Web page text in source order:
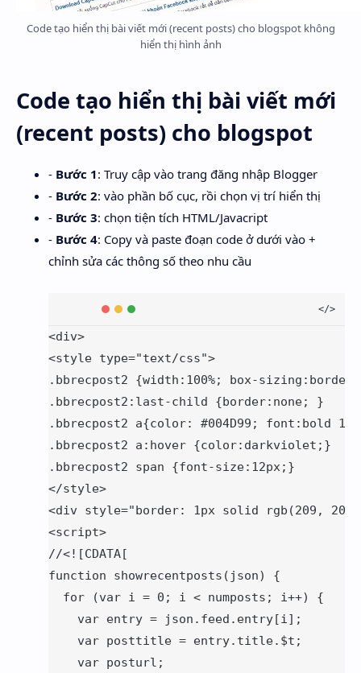
Code tạo hiển thị bài viết mới (recent posts) cho blogspot không
hiển thị hình ảnh
Code tạo hiển thị bài viết mới
(recent posts) cho blogspot
- Bước 1: Truy cập vào trang đăng nhập Blogger
- Bước 2: vào phần bố cục, rồi chọn vị trí hiển thị
- Bước 3: chọn tiện tích HTML/Javacript
- Bước 4: Copy và paste đoạn code ở dưới vào +
chỉnh sửa các thông số theo nhu cầu
<div>
<style type="text/css">
.bbrecpost2 {width:100%; box-
.bbrecpost2:last-child {border:none; }
.bbrecpost2 a{color: #004D99; font:bold
.bbrecpost2 a:hover {color:darkviolet;}
.bbrecpost2 span {font-size:12px;}
</style>
<div style="border: 1px solid rgb(209,
<script>
//<![CDATA[
function showrecentposts(json) {
  for (var i = 0; i < numposts; i++) {
    var entry = json.feed.entry[i];
    var posttitle = entry.title.$t;
    var posturl;